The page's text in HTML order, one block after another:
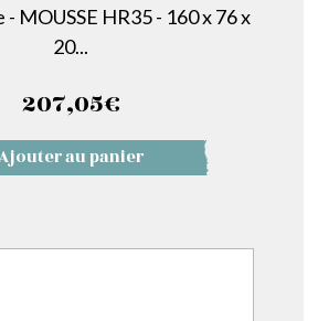
MOUSSE HR35 - 160 x 76 x
20...
207,05€
au panier